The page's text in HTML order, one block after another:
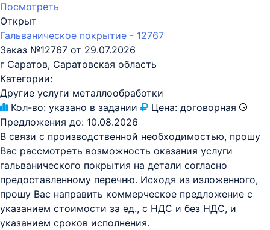
Посмотреть
Открыт
Гальваническое покрытие - 12767
Заказ №12767 от 29.07.2026
г Саратов, Саратовская область
Категории:
Другие услуги металлообработки
Кол-во: указано в задании Цена: договорная
Предложения до: 10.08.2026
В связи с производственной необходимостью, прошу
Вас рассмотреть возможность оказания услуги
гальванического покрытия на детали согласно
предоставленному перечню. Исходя из изложенного,
прошу Вас направить коммерческое предложение с
указанием стоимости за ед., с НДС и без НДС, и
указанием сроков исполнения.